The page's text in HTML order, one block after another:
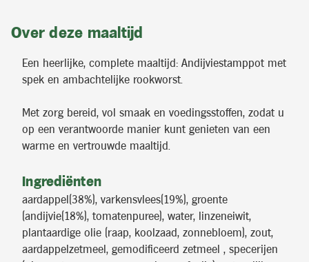
Over deze maaltijd
Een heerlijke, complete maaltijd: Andijviestamppot met
spek en ambachtelijke rookworst.
Met zorg bereid, vol smaak en voedingsstoffen, zodat u
op een verantwoorde manier kunt genieten van een
warme en vertrouwde maaltijd.
Ingrediënten
aardappel(38%), varkensvlees(19%), groente
(andijvie(18%), tomatenpuree), water, linzeneiwit,
plantaardige olie (raap, koolzaad, zonnebloem), zout,
aardappelzetmeel, gemodificeerd zetmeel , specerijen